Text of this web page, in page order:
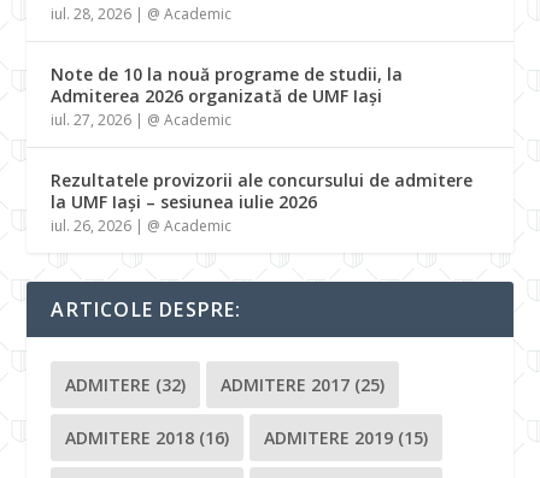
iul. 28, 2026 | @ Academic
Note de 10 la nouă programe de studii, la
Admiterea 2026 organizată de UMF Iași
iul. 27, 2026 | @ Academic
Rezultatele provizorii ale concursului de admitere
la UMF Iași – sesiunea iulie 2026
iul. 26, 2026 | @ Academic
ARTICOLE DESPRE:
ADMITERE (32) ADMITERE 2017 (25)
ADMITERE 2018 (16) ADMITERE 2019 (15)